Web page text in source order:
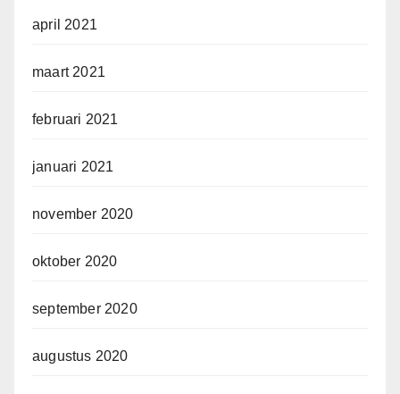
april 2021
maart 2021
februari 2021
januari 2021
november 2020
oktober 2020
september 2020
augustus 2020